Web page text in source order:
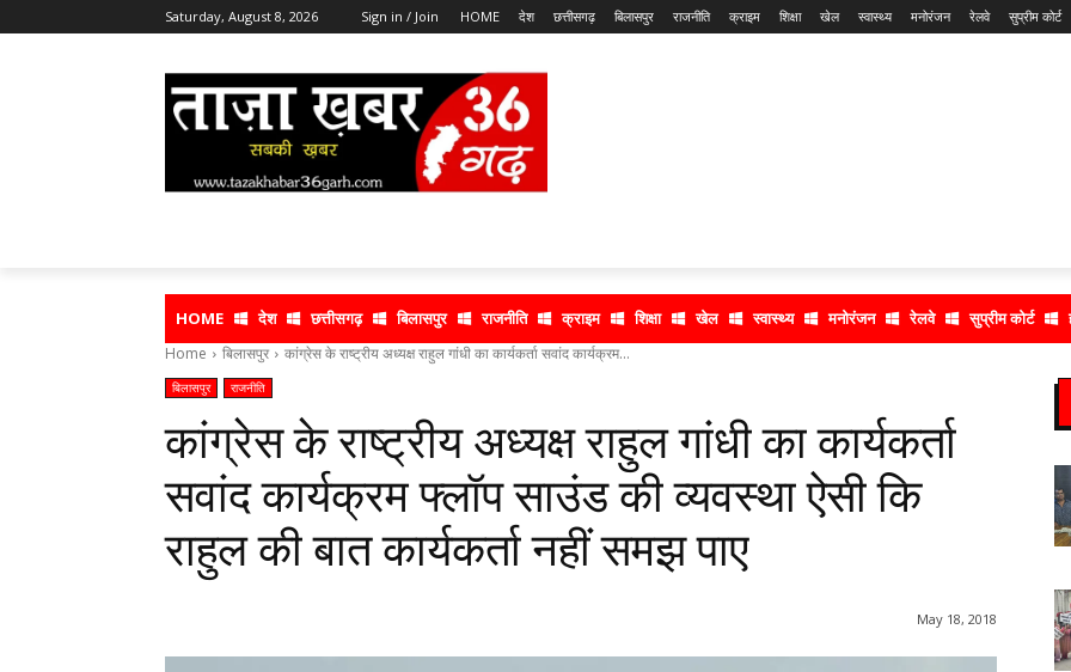
Saturday, August 8, 2026 Sign in / Join HOME देश छत्तीसगढ़ बिलासपुर राजनीति क्राइम शिक्षा खेल स्वास्थ्य मनोरंजन रेलवे सुप्रीम कोर्ट
HOME देश छत्तीसगढ़ बिलासपुर राजनीति क्राइम शिक्षा खेल स्वास्थ्य मनोरंजन रेलवे सुप्रीम कोर्ट
Home बिलासपुर कांग्रेस के राष्ट्रीय अध्यक्ष राहुल गांधी का कार्यकर्ता सवांद कार्यक्रम...
बिलासपुर राजनीति
कांग्रेस के राष्ट्रीय अध्यक्ष राहुल गांधी का कार्यकर्ता
सवांद कार्यक्रम फ्लॉप साउंड की व्यवस्था ऐसी कि
राहुल की बात कार्यकर्ता नहीं समझ पाए
May 18, 2018